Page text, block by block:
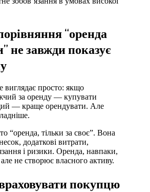
“оренда
не завжди показує
виглядає просто: якщо
за оренду — купувати
— краще орендувати. Але
“оренда, тільки за своє”. Вона
додаткові витрати,
і ризики. Оренда, навпаки,
не створює власного активу.
покупцю